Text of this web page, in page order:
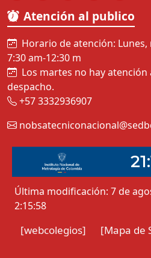
Atención al publico
Horario de atención:
7:30 am-12:30 m
Los martes no hay
despacho.
+57 3332936907
Última modificación: 7 de
2:15:58
[webcolegios] [Mapa de